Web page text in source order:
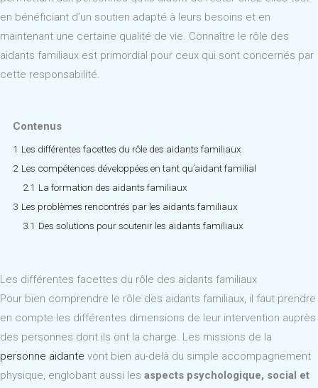
en bénéficiant d’un soutien adapté à leurs besoins et en
maintenant une certaine qualité de vie. Connaître le rôle des
aidants familiaux est primordial pour ceux qui sont concernés par
cette responsabilité.
Contenus
1 Les différentes facettes du rôle des aidants familiaux
2 Les compétences développées en tant qu’aidant familial
2.1 La formation des aidants familiaux
3 Les problèmes rencontrés par les aidants familiaux
3.1 Des solutions pour soutenir les aidants familiaux
Les différentes facettes du rôle des aidants familiaux
Pour bien comprendre le rôle des aidants familiaux, il faut prendre
en compte les différentes dimensions de leur intervention auprès
des personnes dont ils ont la charge. Les missions de la
personne aidante vont bien au-delà du simple accompagnement
physique, englobant aussi les aspects psychologique, social et